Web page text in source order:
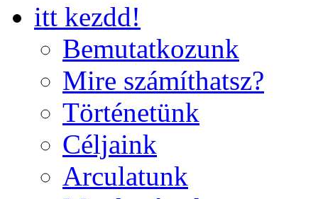
itt kezdd!
Bemutatkozunk
Mire számíthatsz?
Történetünk
Céljaink
Arculatunk